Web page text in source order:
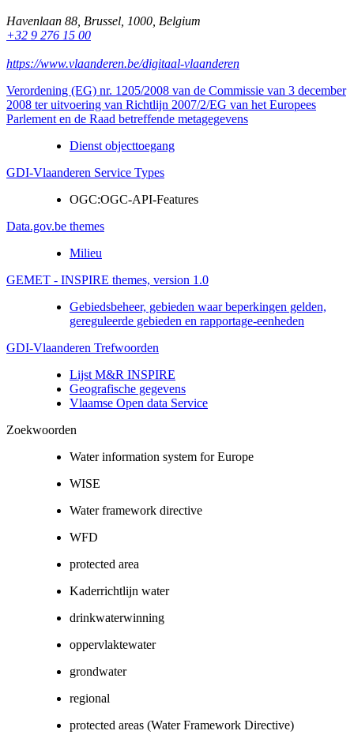
Havenlaan 88 Brussel 1000 Belgium
+32 9 276 15 00
https://www.vlaanderen.be/digitaal-vlaanderen
Verordening (EG) nr. 1205/2008 van de Commissie van 3 december
2008 ter uitvoering van Richtlijn 2007/2/EG van het Europees
Parlement en de Raad betreffende metagegevens
Dienst objecttoegang
GDI-Vlaanderen Service Types
OGC:OGC-API-Features
Data.gov.be themes
Milieu
GEMET - INSPIRE themes, version 1.0
Gebiedsbeheer, gebieden waar beperkingen gelden,
gereguleerde gebieden en rapportage-eenheden
GDI-Vlaanderen Trefwoorden
Lijst M&R INSPIRE
Geografische gegevens
Vlaamse Open data Service
Zoekwoorden
Water information system for Europe
WISE
Water framework directive
WFD
protected area
Kaderrichtlijn water
drinkwaterwinning
oppervlaktewater
grondwater
regional
protected areas (Water Framework Directive)